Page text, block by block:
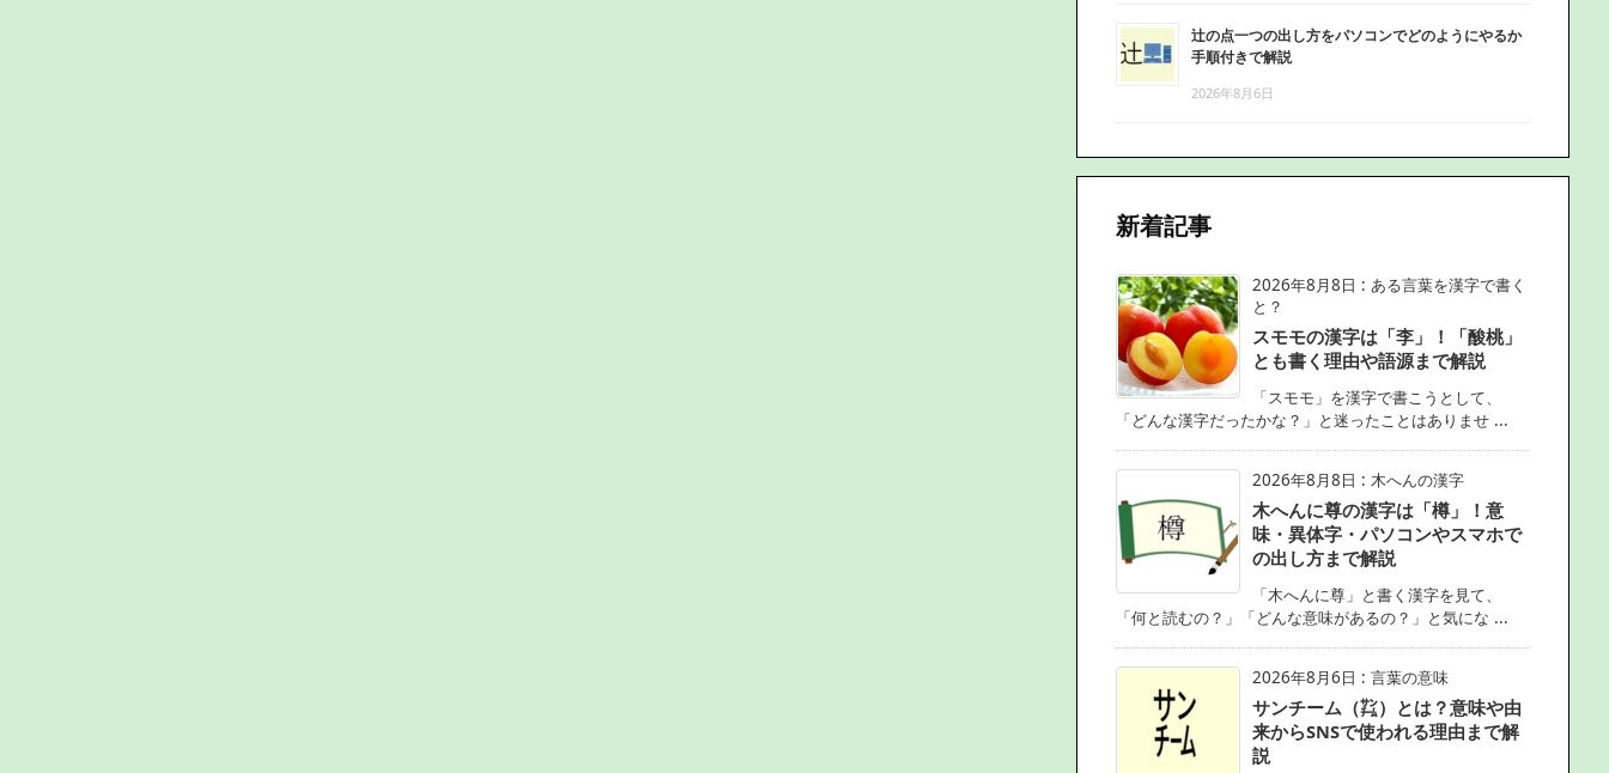
辻の点一つの出し方をパソコンでどのようにやるか
手順付きで解説
2026年8月6日
新着記事
2026年8月8日 : ある言葉を漢字で書く
と？
スモモの漢字は「李」！「酸桃」
とも書く理由や語源まで解説
「スモモ」を漢字で書こうとして、
「どんな漢字だったかな？」と迷ったことはありませ ...
2026年8月8日 : 木へんの漢字
木へんに尊の漢字は「樽」！意
味・異体字・パソコンやスマホで
の出し方まで解説
「木へんに尊」と書く漢字を見て、
「何と読むの？」「どんな意味があるの？」と気にな ...
2026年8月6日 : 言葉の意味
サンチーム（㌠）とは？意味や由
来からSNSで使われる理由まで解
説